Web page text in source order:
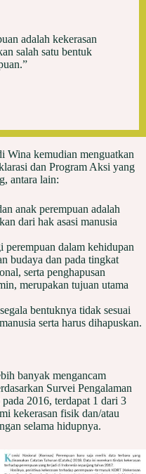
adalah kekerasan
salah satu bentuk
kemudian menguatkan
dan Program Aksi yang
antara lain:
anak perempuan adalah
dari hak asasi manusia
perempuan dalam kehidupan
budaya dan pada tingkat
serta penghapusan
merupakan tujuan utama
bentuknya tidak sesuai
serta harus dihapuskan.
banyak mengancam
Survei Pengalaman
2016, terdapat 1 dari 3
kekerasan fisik dan/atau
selama hidupnya.